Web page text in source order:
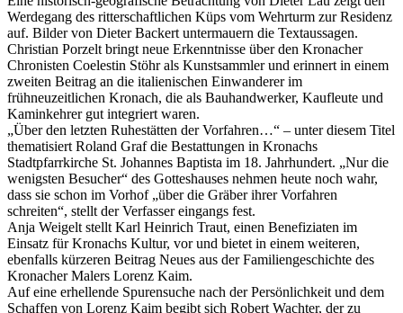
Werdegang des ritterschaftlichen Küps vom Wehrturm zur Residenz
auf. Bilder von Dieter Backert untermauern die Textaussagen.
Christian Porzelt bringt neue Erkenntnisse über den Kronacher
Chronisten Coelestin Stöhr als Kunstsammler und erinnert in einem
zweiten Beitrag an die italienischen Einwanderer im
frühneuzeitlichen Kronach, die als Bauhandwerker, Kaufleute und
Kaminkehrer gut integriert waren.
„Über den letzten Ruhestätten der Vorfahren…“ – unter diesem Titel
thematisiert Roland Graf die Bestattungen in Kronachs
Stadtpfarrkirche St. Johannes Baptista im 18. Jahrhundert. „Nur die
wenigsten Besucher“ des Gotteshauses nehmen heute noch wahr,
dass sie schon im Vorhof „über die Gräber ihrer Vorfahren
schreiten“, stellt der Verfasser eingangs fest.
Anja Weigelt stellt Karl Heinrich Traut, einen Benefiziaten im
Einsatz für Kronachs Kultur, vor und bietet in einem weiteren,
ebenfalls kürzeren Beitrag Neues aus der Familiengeschichte des
Kronacher Malers Lorenz Kaim.
Auf eine erhellende Spurensuche nach der Persönlichkeit und dem
Schaffen von Lorenz Kaim begibt sich Robert Wachter, der zu